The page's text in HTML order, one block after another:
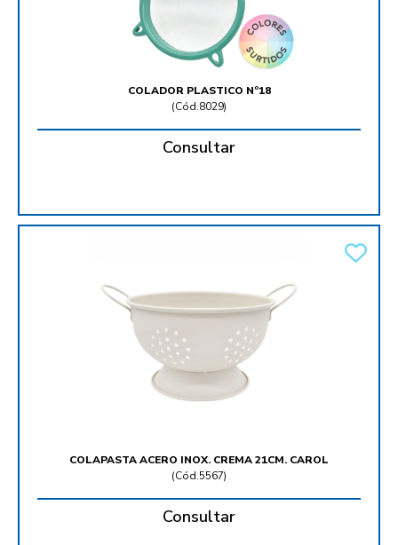
COLADOR PLASTICO Nº18
(Cód.8029)
Consultar
COLAPASTA ACERO INOX. CREMA 21CM. CAROL
(Cód.5567)
Consultar